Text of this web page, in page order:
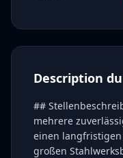
Description
##
mehrere
einen
großen